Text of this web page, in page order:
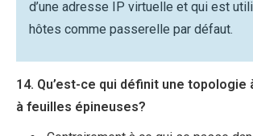
d’une adresse IP virtuelle et qui est
hôtes comme passerelle par défaut.
14. Qu’est-ce qui définit une topologie
à feuilles épineuses?